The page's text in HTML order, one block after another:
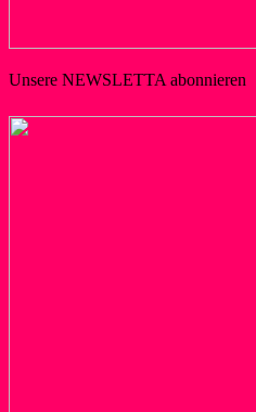
Unsere NEWSLETTA abonnieren